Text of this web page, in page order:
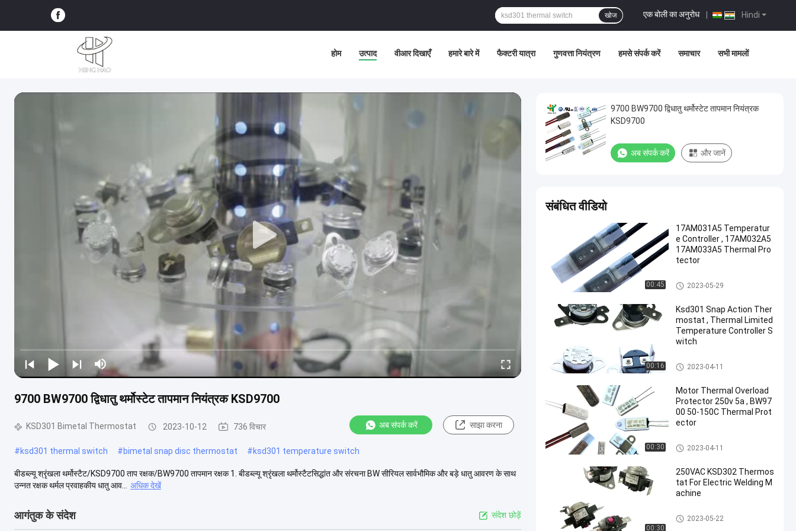
Hindi
एक बोली का अनुरोध
खोज
होम उत्पाद वीआर दिखाएँ हमारे बारे में फैक्टरी यात्रा गुणवत्ता नियंत्रण हमसे संपर्क करें समाचार सभी मामलों
9700 BW9700 द्विधातु थर्मोस्टेट तापमान नियंत्रक KSD9700
KSD301 Bimetal Thermostat 2023-10-12 736 विचार अब संपर्क करें साझा करना
#ksd301 thermal switch #bimetal snap disc thermostat #ksd301 temperature switch
बीडब्ल्यू श्रृंखला थर्मोस्टैट/KSD9700 ताप रक्षक/BW9700 तापमान रक्षक 1. बीडब्ल्यू श्रृंखला थर्मोस्टैटसिद्धांत और संरचना BW सीरियल सार्वभौमिक और बड़े धातु आवरण के साथ
उन्नत रक्षक थर्मल प्रवाहकीय धातु आव...
अधिक देखें
आगंतुक के संदेश संदेश छोड़ें
9700 BW9700 द्विधातु थर्मोस्टेट तापमान नियंत्रक
KSD9700
अब संपर्क करें और जानें
संबंधित वीडियो
00:45
17AM031A5 Temperatur
e Controller , 17AM032A5
17AM033A5 Thermal Pro
tector
17AM Thermal Protector
2023-05-29
00:16
Ksd301 Snap Action Ther
mostat , Thermal Limited
Temperature Controller S
witch
KSD301 Bimetal Thermostat
2023-04-11
00:30
Motor Thermal Overload
Protector 250v 5a , BW97
00 50-150C Thermal Prot
ector
KSD301 Bimetal Thermostat
2023-04-11
00:30
250VAC KSD302 Thermos
tat For Electric Welding M
achine
KSD302 Thermostat
2023-05-22